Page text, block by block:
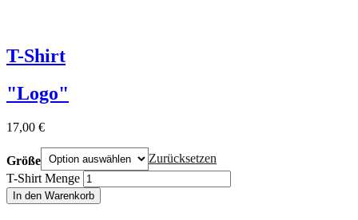
T-Shirt
"Logo"
17,00 €
Größe
Zurücksetzen
T-Shirt Menge
In den Warenkorb